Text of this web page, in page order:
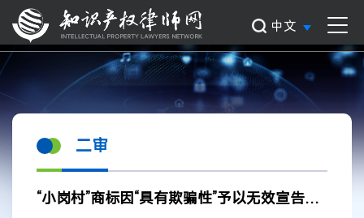
中文
二审
“小岗村”商标因“具有欺骗性”予以无效宣告案行政